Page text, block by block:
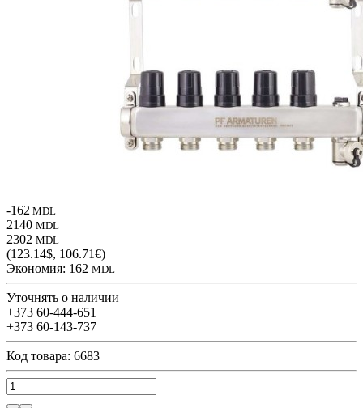
-162 MDL
2140 MDL
2302 MDL
(123.14$, 106.71€)
Экономия: 162 MDL
Уточнять о наличии
+373 60-444-651
+373 60-143-737
Код товара: 6683